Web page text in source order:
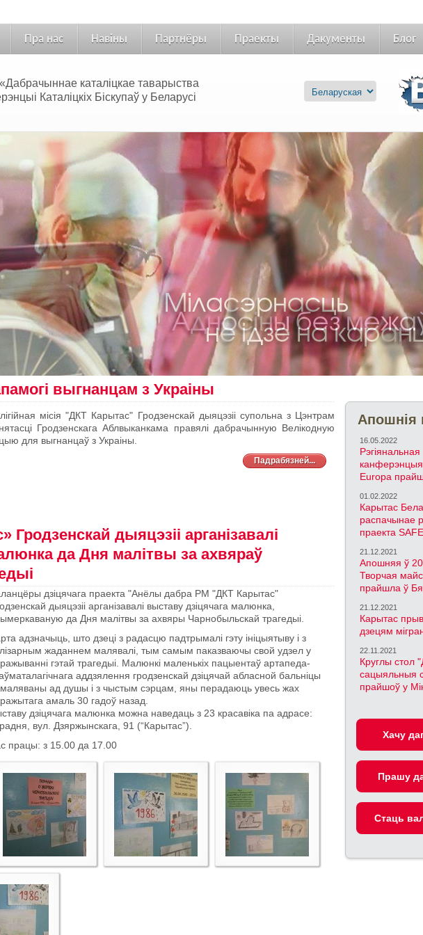
Пра нас Навіны Партнёры Праекты Дакументы Блог
«Дабрачыннае каталіцкае таварыства
Каталіцкіх Біскупаў у Беларусі
Апошнія
16.05.2022
Рэгіянальная
Europa
01.02.2022
Карытас
распачынае
праекта
21.12.2021
Апошняя ў
Творчая
прайшла ў
21.12.2021
Карытас
дзецям
22.11.2021
Круглы стол
сацыяльныя
прайшоў у
Хачу
Прашу
Cтаць
выгнанцам з Украіны
місія "ДКТ Карытас" Гродзенскай дыяцэзіі супольна з Цэнтрам
Гродзенскага Аблвыканкама правялі дабрачынную Велікодную
для выгнанцаў з Украіны.
Падрабязней...
дыяцэзіі арганізавалі
да Дня малітвы за ахвяраў
дзіцячага праекта "Анёлы дабра РМ "ДКТ Карытас"
дыяцэзіі арганізавалі выставу дзіцячага малюнка,
да Дня малітвы за ахвяры Чарнобыльскай трагедыі.
адзначыць, што дзеці з радасцю падтрымалі гэту ініцыятыву і з
жаданнем малявалі, тым самым паказваючы свой удзел у
гэтай трагедыі. Малюнкі маленькіх пацыентаў артапеда-
аддзялення гродзенскай дзіцячай абласной бальніцы
ад душы і з чыстым сэрцам, яны перадаюць увесь жах
амаль 30 гадоў назад.
дзіцячага малюнка можна наведаць з 23 красавіка па адрасе:
вул. Дзяржынскага, 91 (“Карытас”).
працы: з 15.00 да 17.00